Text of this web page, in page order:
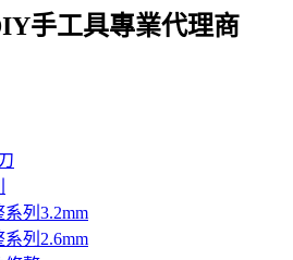
手工具專業代理商
列3.2mm
列2.6mm